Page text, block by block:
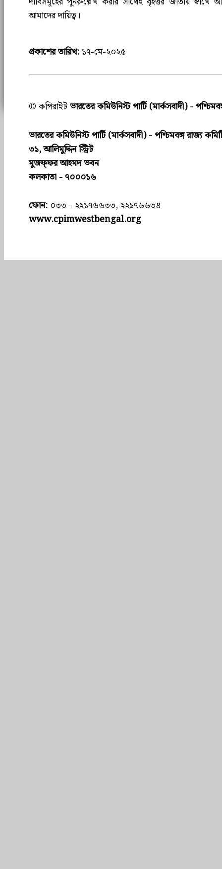
আমাদের দায়িত্ব।
প্রকাশের তারিখ: ১৭-মে-২০২৫
© কপিরাইটভারতের কমিউনিস্ট পার্টি (মার্কসবাদী) -
ভারতের কমিউনিস্ট পার্টি (মার্কসবাদী) - পশ্চিমবঙ্গ রাজ্য
৩১, আলিমুদ্দিন স্ট্রিট
মুজফ্ফ‌র আহমদ ভবন
কলকাতা - ৭০০০১৬
ফোন: ০৩৩ - ২২১৭৬৬৩৩, ২২১৭৬৬৩৪
www.cpimwestbengal.org